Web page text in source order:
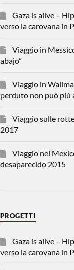
Gaza is alive –
verso la carovana in
Viaggio in
abajo”
Viaggio in
perduto non può più
Viaggio sulle
2017
Viaggio nel
desaparecido 2015
PROGETTI
Gaza is alive –
verso la carovana in